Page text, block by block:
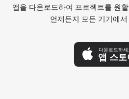
앱을 다운로드하여 프로젝트를 원
언제든지 모든 기기에
다운로드하세
앱 스토